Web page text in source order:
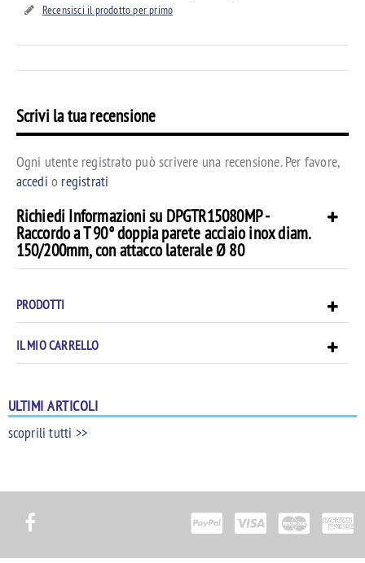
Recensisci il prodotto per primo
Scrivi la tua recensione
Ogni utente registrato può scrivere una recensione. Per favore,
accedi o registrati
Richiedi Informazioni su DPGTR15080MP -
Raccordo a T 90° doppia parete acciaio inox diam.
150/200mm, con attacco laterale Ø 80
PRODOTTI
IL MIO CARRELLO
ULTIMI ARTICOLI
scoprili tutti >>